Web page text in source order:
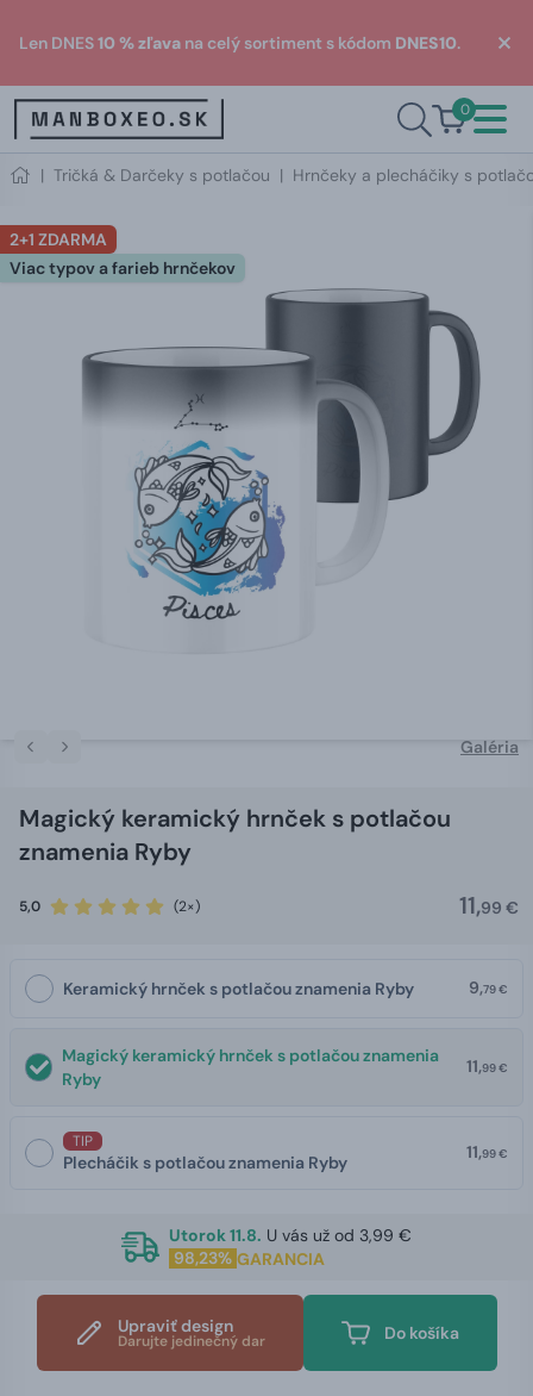
Len DNES10 % zľava na celý sortiment s kódom DNES10.
0
| Tričká & Darčeky s potlačou | Hrnčeky a plecháčiky s
2+1 ZDARMA
Viac typov a farieb hrnčekov
Galéria
Magický keramický hrnček s potlačou
znamenia Ryby
5,0 (2×) 11,99 €
Keramický hrnček s potlačou znamenia Ryby 9,79 €
Magický keramický hrnček s potlačou znamenia
Ryby
11,99 €
TIP
Plecháčik s potlačou znamenia Ryby 11,99 €
Utorok 11.8. U vás už od 3,99 €
98,23% GARANCIA
Upraviť design
Darujte jedinečný dar Do košíka